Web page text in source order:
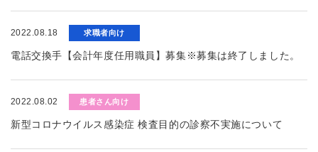
2022.08.18 求職者向け
電話交換手【会計年度任用職員】募集※募集は終了しました。
2022.08.02 患者さん向け
新型コロナウイルス感染症 検査目的の診察不実施について